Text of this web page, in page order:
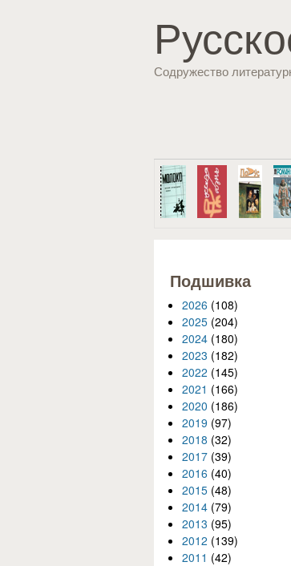
Содружество
Подшивка
2026 (108)
2025 (204)
2024 (180)
2023 (182)
2022 (145)
2021 (166)
2020 (186)
2019 (97)
2018 (32)
2017 (39)
2016 (40)
2015 (48)
2014 (79)
2013 (95)
2012 (139)
2011 (42)